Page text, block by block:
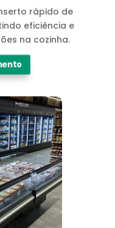
rápido de
eficiência e
na cozinha.